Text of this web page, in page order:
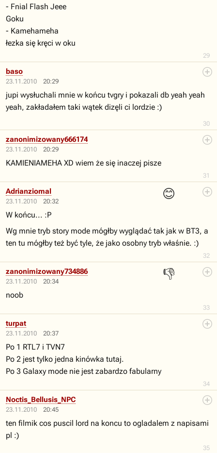
29
- Fnial Flash Jeee
Goku
- Kamehameha
łezka się kręci w oku
23.11.2010 20:29
30
baso
jupi wysłuchali mnie w końcu tvgry i pokazali db yeah yeah
yeah, zakładałem taki wątek dizęli ci lordzie :)
23.11.2010 20:29
31
zanonimizowany666174
KAMIENIAMEHA XD wiem że się inaczej pisze
23.11.2010 20:32
😊
32
Adrianziomal
W końcu... :P
Wg mnie tryb story mode mógłby wyglądać tak jak w BT3, a
ten tu mógłby też być tyle, że jako osobny tryb właśnie. :)
23.11.2010 20:34
👎
33
zanonimizowany734886
noob
23.11.2010 20:37
34
turpat
Po 1 RTL7 i TVN7
Po 2 jest tylko jedna kinówka tutaj.
Po 3 Galaxy mode nie jest zabardzo fabularny
23.11.2010 20:45
35
Noctis_Bellusis_NPC
ten filmik cos puscil lord na koncu to ogladalem z napisami
pl :)